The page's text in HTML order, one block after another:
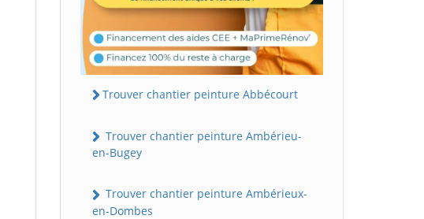
Trouver chantier peinture Abbécourt
Trouver chantier peinture Ambérieu-
en-Bugey
Trouver chantier peinture Ambérieux-
en-Dombes